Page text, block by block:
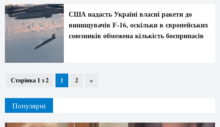
США надасть Україні власні ракети до
винищувачів F-16, оскільки в європейських
союзників обмежена кількість боєприпасів
Сторінка 1 з 2 1 2 »
Популярні